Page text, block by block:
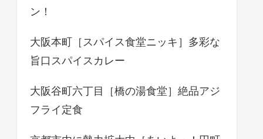
ン！
大阪本町［スパイス食堂ニッキ］多彩な
旨口スパイスカレー
大阪谷町六丁目［橋の湯食堂］絶品アジ
フライ定食